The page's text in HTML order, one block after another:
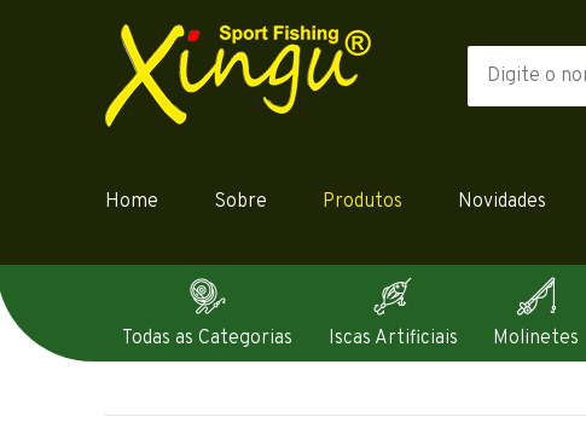
Home Sobre Produtos Novidades
Todas as Categorias Iscas Artificiais Molinetes